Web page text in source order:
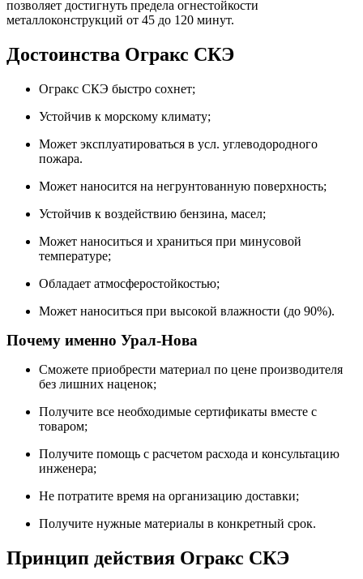
позволяет достигнуть предела огнестойкости
металлоконструкций от 45 до 120 минут.
Достоинства Огракс СКЭ
Огракс СКЭ быстро сохнет;
Устойчив к морскому климату;
Может эксплуатироваться в усл. углеводородного
пожара.
Может наносится на негрунтованную поверхность;
Устойчив к воздействию бензина, масел;
Может наноситься и храниться при минусовой
температуре;
Обладает атмосферостойкостью;
Может наноситься при высокой влажности (до 90%).
Почему именно Урал-Нова
Сможете приобрести материал по цене производителя
без лишних наценок;
Получите все необходимые сертификаты вместе с
товаром;
Получите помощь с расчетом расхода и консультацию
инженера;
Не потратите время на организацию доставки;
Получите нужные материалы в конкретный срок.
Принцип действия Огракс СКЭ